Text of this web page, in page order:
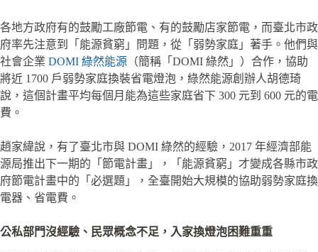
各地方政府有的鼓勵工廠節電、有的鼓勵店家節電，而臺北市政
府率先注意到「能源貧窮」問題，從「弱勢家庭」著手。他們與
社會企業 DOMI 綠然能源 （簡稱「DOMI 綠然」）合作，協助
將近 1700 戶弱勢家庭換裝省電燈泡，綠然能源創辦人胡德琦
說，這個計畫平均每個月能為這些家庭省下 300 元到 600 元的電
費。
趙家緯說，有了臺北市與 DOMI 綠然的經驗，2017 年經濟部能
源局推出下一期的「節電計畫」，「能源貧窮」才變成各縣市政
府節電計畫中的「必選題」，全臺開始大規模的協助弱勢家庭換
電器、省電費。
公私部門沒經驗、民眾概念不足，入家換燈泡困難重重